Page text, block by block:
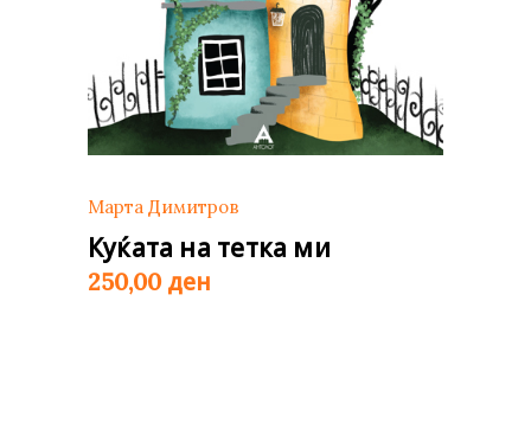
Марта Димитров
Куќата на тетка ми
250,00 ден